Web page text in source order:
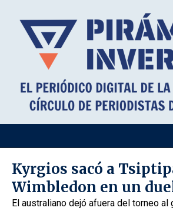
Kyrgios sacó a
Wimbledon en un
El australiano dejó afuera del torneo al